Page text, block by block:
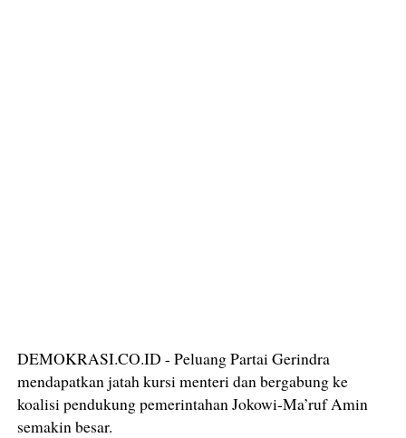
DEMOKRASI.CO.ID - Peluang Partai Gerindra
mendapatkan jatah kursi menteri dan bergabung ke
koalisi pendukung pemerintahan Jokowi-Ma’ruf Amin
semakin besar.